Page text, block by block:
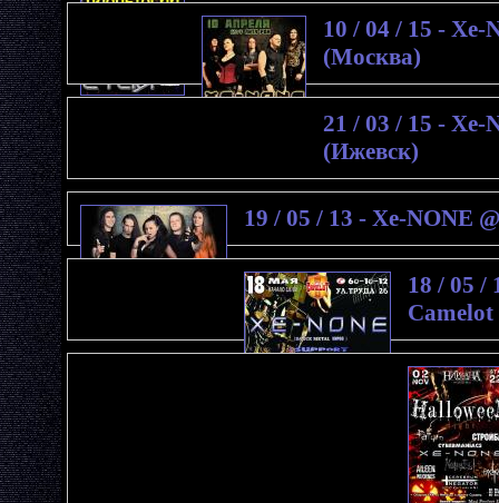
10 / 04 / 15 -
(Москва)
21 / 03 / 15 - Xe-
(Ижевск)
19 / 05 / 13 - Xe-NONE
18 / 05 /
Camelot